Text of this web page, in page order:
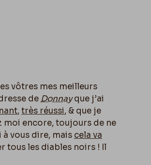
vôtres mes meilleurs
de Donnayque j’ai
,très réussi, & que je
moi encore, toujours de ne
à vous dire, mais cela va
tous les diables noirs ! Il